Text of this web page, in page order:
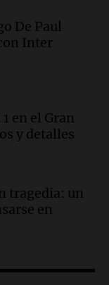
de
es el filtro
su peña
caída de
De Paul
Inter
en el Gran
y detalles
tragedia: un
en